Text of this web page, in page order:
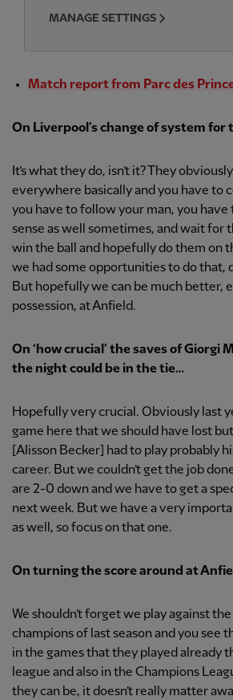
MANAGE SETTINGS
Match report from Parc des
On Liverpool’s change of system for
It’s what they do, isn’t it? They
everywhere basically and you have to
you have to follow your man, you have
sense as well sometimes, and wait for
win the ball and hopefully do them on
we had some opportunities to do that,
But hopefully we can be much better,
possession, at Anfield.
On ‘how crucial’ the saves of Giorgi
the night could be in the tie…
Hopefully very crucial. Obviously last
game here that we should have lost
[Alisson Becker] had to play probably
career. But we couldn’t get the job
are 2-0 down and we have to get a
next week. But we have a very
as well, so focus on that one.
On turning the score around at
We shouldn’t forget we play against
champions of last season and you see
in the games that they played already
league and also in the Champions
they can be, it doesn’t really matter